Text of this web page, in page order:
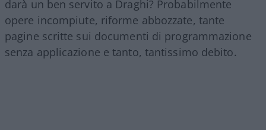
darà un ben servito a Draghi? Probabilmente
opere incompiute, riforme abbozzate, tante
pagine scritte sui documenti di programmazione
senza applicazione e tanto, tantissimo debito.